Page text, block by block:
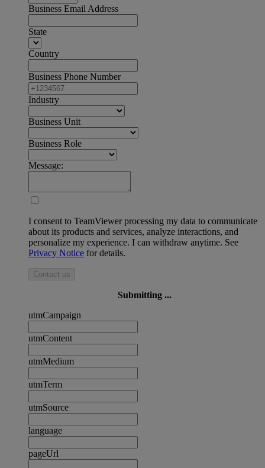
Business Email Address
State
Country
Business Phone Number
Industry
Business Unit
Business Role
Message:
I consent to TeamViewer processing my data to communicate
about its products and services, analyze interactions, and
personalize my experience. I can withdraw anytime. See
Privacy Notice for details.
Contact us
Submitting ...
utmCampaign
utmContent
utmMedium
utmTerm
utmSource
language
pageUrl